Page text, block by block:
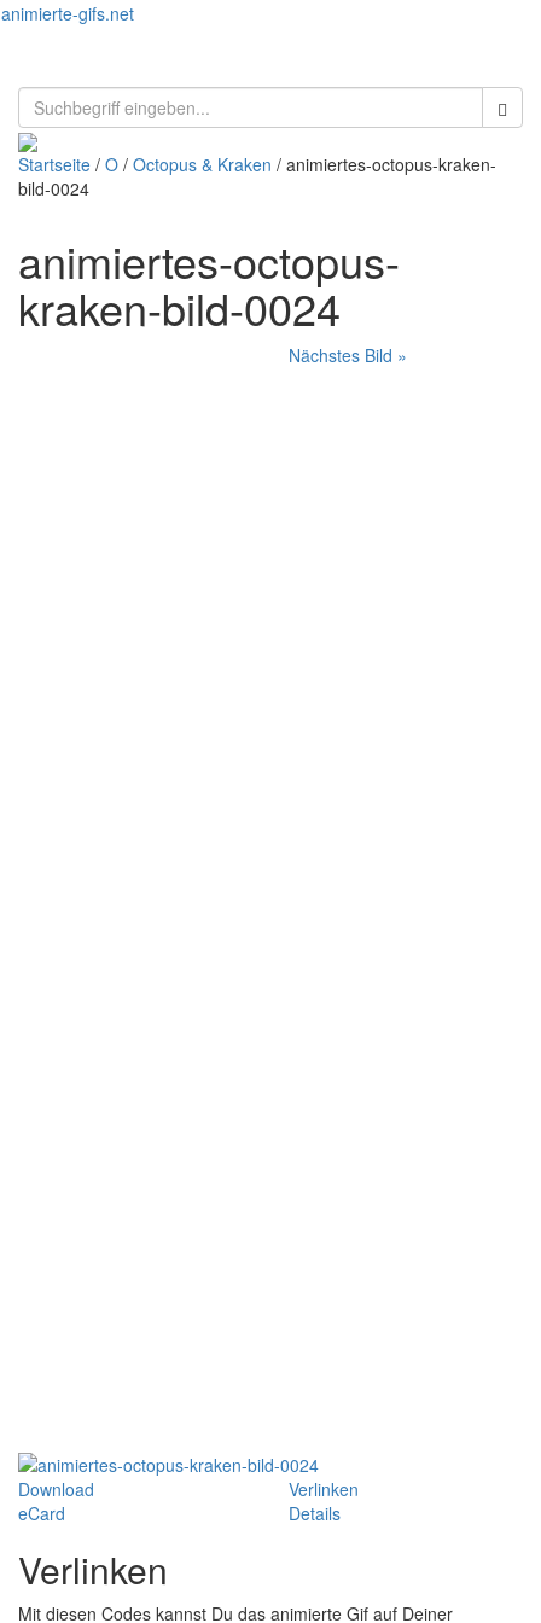
animierte-gifs.net
Startseite / O / Octopus & Kraken / animiertes-octopus-kraken-
bild-0024
animiertes-octopus-
kraken-bild-0024
Nächstes Bild »
Download
Verlinken
eCard
Details
Verlinken
Mit diesen Codes kannst Du das animierte Gif auf Deiner